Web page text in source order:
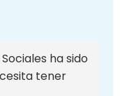
ha sido
tener